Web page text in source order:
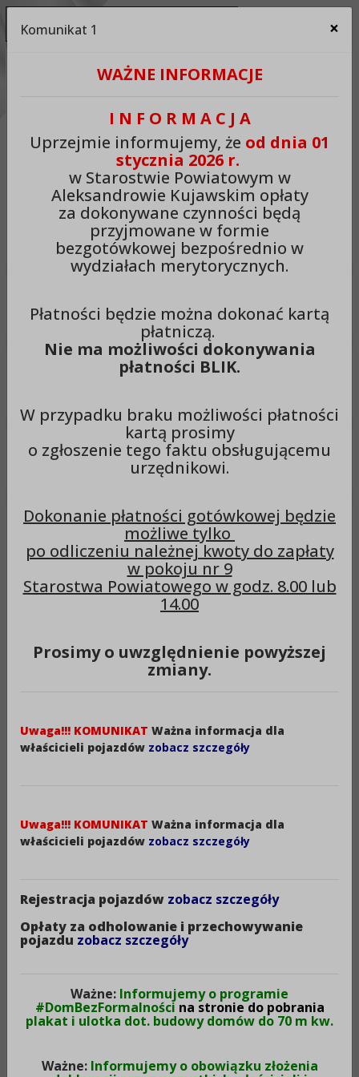
Ukryj panel ułatwień dostępu
A++ Zmień odstęp między literami
Zmień interlinię i margines
Czytaj odnośniki Czytaj tekst
Aleksandrowie Kujawskim
Menu
OBWIESZCZENIE STAROSTY
ALEKSANDROWSKIEGO z
dnia 07 września 2023 r.
Data:
07-09-2023
z dnia 07 września 2023 r.
przygotowania i realizacji inwestycji w zakresie dróg
publicznych (Dz. U. z 2023r. poz. 162) oraz art. 49 i 61
§ 1 ustawy z dnia 14 czerwca 1960r. - Kodeks
poz. 775 ze zm)
zawiadamiam
wniosek Wójta Gminy Waganiec, ul. Dworcowa 11, 87-
Komunikat 1 ×
WAŻNE INFORMACJE
I N F O R M A C J A
Uprzejmie informujemy, że od dnia 01
stycznia 2026 r.
w Starostwie Powiatowym w
Aleksandrowie Kujawskim opłaty
za dokonywane czynności będą
przyjmowane w formie
bezgotówkowej bezpośrednio w
wydziałach merytorycznych.
Płatności będzie można dokonać kartą
płatniczą.
Nie ma możliwości dokonywania
płatności BLIK.
W przypadku braku możliwości płatności
kartą prosimy
o zgłoszenie tego faktu obsługującemu
urzędnikowi.
Dokonanie płatności gotówkowej będzie
możliwe tylko
po odliczeniu należnej kwoty do zapłaty
w pokoju nr 9
Starostwa Powiatowego w godz. 8.00 lub
14.00
Prosimy o uwzględnienie powyższej
zmiany.
Uwaga!!! KOMUNIKAT Ważna informacja dla
właścicieli pojazdów zobacz szczegóły
Uwaga!!! KOMUNIKAT Ważna informacja dla
właścicieli pojazdów zobacz szczegóły
Rejestracja pojazdów zobacz szczegóły
Opłaty za odholowanie i przechowywanie
pojazdu zobacz szczegóły
Ważne: Informujemy o programie
#DomBezFormalności na stronie do pobrania
plakat i ulotka dot. budowy domów do 70 m kw.
Ważne: Informujemy o obowiązku złożenia